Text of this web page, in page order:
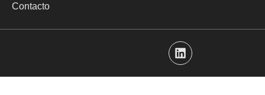
Contacto